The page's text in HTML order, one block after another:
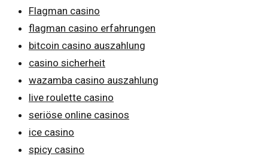
Flagman casino
flagman casino erfahrungen
bitcoin casino auszahlung
casino sicherheit
wazamba casino auszahlung
live roulette casino
seriöse online casinos
ice casino
spicy casino